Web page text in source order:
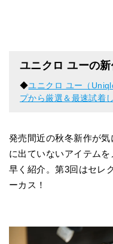
ユニクロ ユーの
◆ユニクロ ユー（
プから厳選＆最速試着
発売間近の秋冬新作が
に出ていないアイテム
早く紹介。第3回はセレ
ーカス！